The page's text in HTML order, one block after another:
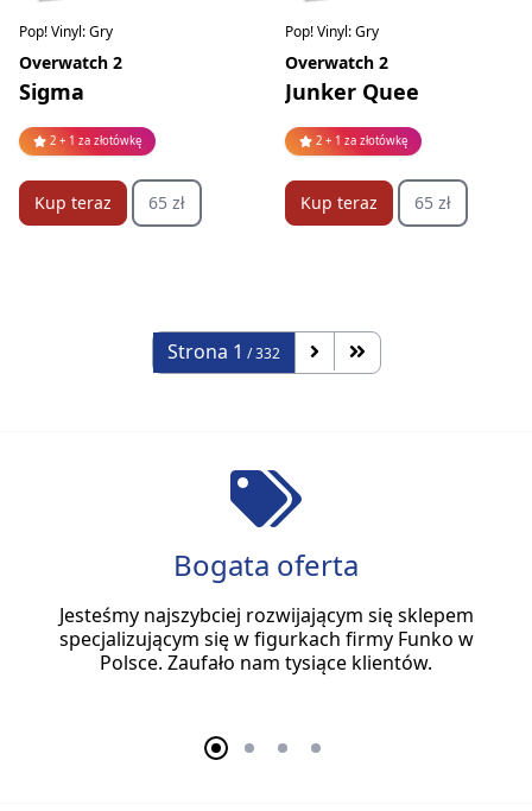
Pop! Vinyl: Gry
Overwatch 2
Sigma
2 + 1 za złotówkę
Kup teraz 65 zł
Pop! Vinyl: Gry
Overwatch 2
Junker Quee
2 + 1 za złotówkę
Kup teraz 65 zł
Strona 1 / 332
Bogata oferta
Jesteśmy najszybciej rozwijającym się sklepem
specjalizującym się w figurkach firmy Funko w
Polsce. Zaufało nam tysiące klientów.